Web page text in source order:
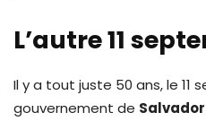
L’autre 11
Il y a tout juste 50 ans, le 11
gouvernement de